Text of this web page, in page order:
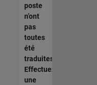
poste
n’ont
pas
toutes
été
traduites.
Effectuez
une